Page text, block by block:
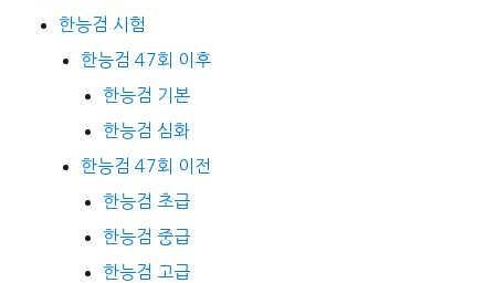
한능검 시험
한능검 47회 이후
한능검 기본
한능검 심화
한능검 47회 이전
한능검 초급
한능검 중급
한능검 고급